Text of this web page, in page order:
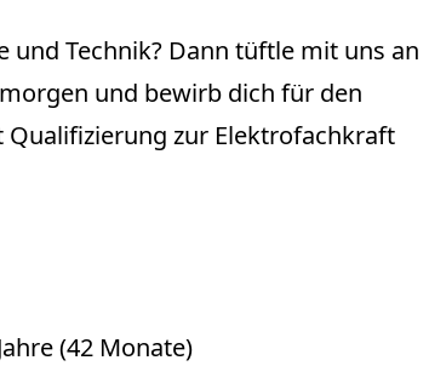
und Technik? Dann tüftle mit uns an
und bewirb dich für den
zur Elektrofachkraft
(42 Monate)